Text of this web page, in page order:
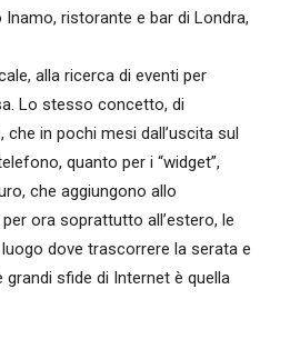
ristorante e bar di Londra,
alla ricerca di eventi per
Lo stesso concetto, di
in pochi mesi dall’uscita sul
quanto per i “widget”,
che aggiungono allo
ora soprattutto all’estero, le
dove trascorrere la serata e
sfide di Internet è quella